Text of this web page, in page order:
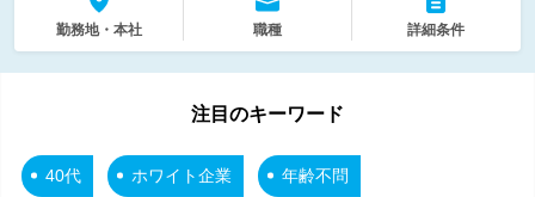
勤務地・本社 職種 詳細条件
注目のキーワード
40代 ホワイト企業 年齢不問